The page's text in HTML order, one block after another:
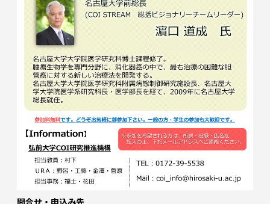
問合せ・申込み先